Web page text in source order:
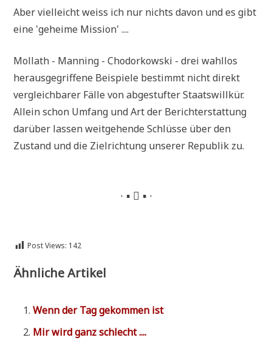
Aber viel­leicht weiss ich nur nichts davon und es gibt
eine 'gehei­me Mission' ....
Mollath - Man­ning - Cho­dor­kow­ski - drei wahl­los
her­aus­ge­grif­fe­ne Bei­spie­le bestimmt nicht direkt
ver­gleich­ba­rer Fäl­le von abge­stuf­ter Staats­will­kür.
Allein schon Umfang und Art der Bericht­erstat­tung
dar­über las­sen weit­ge­hen­de Schlüs­se über den
Zustand und die Ziel­rich­tung unse­rer Repu­blik zu.
∙ ▪  ▪ ∙
Post Views: 142
Ähnliche Artikel
Wenn der Tag gekom­men ist
Mir wird ganz schlecht ....